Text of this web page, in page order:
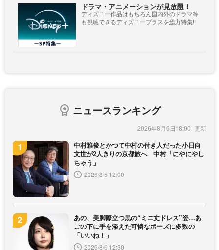
ドラマ・アニメーションが見放題！
ディズニー作品はもちろん国内外のドラマ等
も視聴できるディズニープラスを総力特集!!
ニュースランキング
2026年8月6日18:00
中村雅俊とかつて中村の付き人だった小日向
文世が2人きりの京都旅へ 中村「にやにやし
ちゃう」
2026/8/5 12:00
あの、美脚際立つ黒の“ミニ丈ドレス”姿…あ
ごの下に手を添えた可憐なポーズに多数の
「いいね！」
2026/8/6 12:30